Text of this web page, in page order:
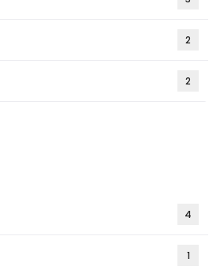
2
2
4
1